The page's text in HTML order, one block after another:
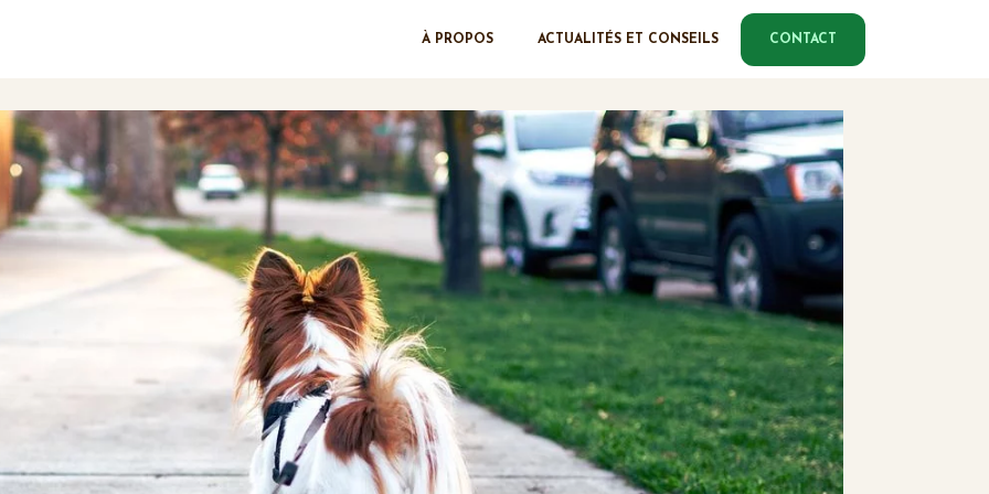
À PROPOS ACTUALITÉS ET CONSEILS CONTACT